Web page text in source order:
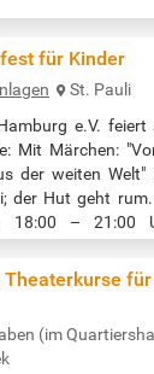
für Kinder
St. Pauli
e.V. feiert
Mit Märchen:
der weiten Welt"
der Hut geht rum.
18:00 – 21:00
(im